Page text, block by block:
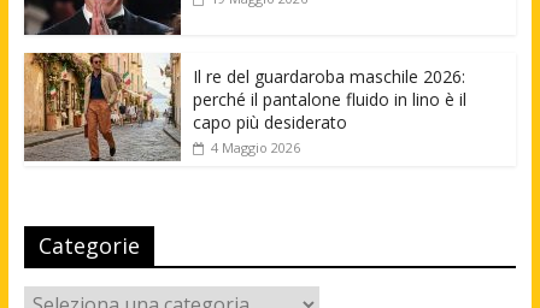
Il re del guardaroba maschile 2026:
perché il pantalone fluido in lino è il
capo più desiderato
4 Maggio 2026
Categorie
Categorie